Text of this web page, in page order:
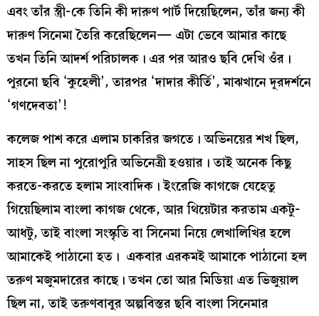
এবং তাঁর স্ত্রী-কে তিনি কী দারুণ পার্ট দিয়েছিলেন, তাঁর জন্য কী
দারুণ সিনেমা তৈরি করেছিলেন— এটা ভেবে আমার কাছে
তখন তিনি আদর্শ পরিচালক। এর পর আরও ছবি দেখি ওঁর।
পুরনো ছবি ‘কুহেলী’, তারপর ‘দাদার কীর্তি’, মাঝখানে দূরদর্শনে
‘গণদেবতা’!
কলেজ পাশ করে এলাম চাকরির জগতে। অভিনয়ের শখ ছিল,
সাহস ছিল না পুরোপুরি অভিনেত্রী হওয়ার। তাই অনেক কিছু
করতে-করতে হলাম সাংবাদিক। ইংরেজি কাগজে যেহেতু
গিয়েছিলাম বাংলা কাগজ থেকে, আর থিয়েটার করতাম একটু-
আধটু, তাই বাংলা সংস্কৃতি বা সিনেমা নিয়ে লেখালিখির হলে
আমাকেই পাঠানো হত। একবার এরকমই আমাকে পাঠানো হল
তরুণ মজুমদারের কাছে। তখন তো আর মিডিয়া এত ভিজুয়াল
ছিল না, তাই তরুণবাবুর অল্পবিস্তর ছবি বাংলা সিনেমার